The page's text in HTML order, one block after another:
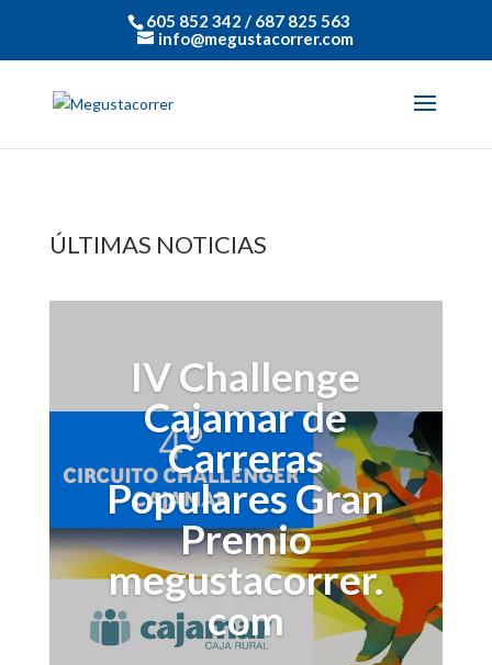
605 852 342 / 687 825 563
info@megustacorrer.com
ÚLTIMAS NOTICIAS
IV Challenge
Cajamar de
Carreras
Populares Gran
Premio
megustacorrer.
com